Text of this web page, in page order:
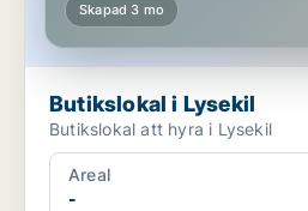
Skapad 3 mo
Butikslokal i Lysekil
Butikslokal att hyra i Lysekil
Areal
-